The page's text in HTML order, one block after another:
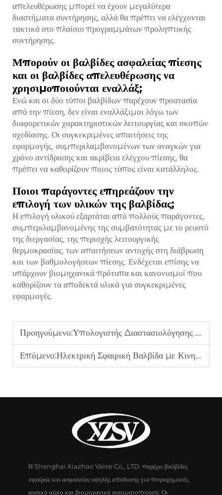
απελευθέρωσης μπορεί να έχουν μεγαλύτερα
διαστήματα συντήρησης, αλλά θα πρέπει να ελέγχονται
τακτικά στο πλαίσιο προγραμμάτων προληπτικής
συντήρησης.
Μπορούν οι βαλβίδες ασφαλείας πίεσης
και οι βαλβίδες απελευθέρωσης να
χρησιμοποιούνται εναλλάξ;
Ενώ και οι δύο τύποι βαλβίδων παρέχουν προστασία
από την πίεση, δεν είναι εναλλάξιμοι λόγω των
διαφορετικών χαρακτηριστικών λειτουργίας και σκοπών
σχεδίασης. Οι συγκεκριμένες απαιτήσεις της
εφαρμογής, συμπεριλαμβανομένων των αναγκών για
χρόνο αντίδρασης και ακρίβεια ελέγχου πίεσης, θα
πρέπει να καθορίζουν ποιος τύπος είναι κατάλληλος.
Ποιοι παράγοντες επηρεάζουν την
επιλογή των υλικών της βαλβίδας;
Η επιλογή υλικού εξαρτάται από πολλούς παράγοντες,
συμπεριλαμβανομένης της συμβατότητας με το ρευστό
της διεργασίας, της περιοχής λειτουργικής
θερμοκρασίας, των απαιτήσεων αντοχής στη διάβρωση
και των βαθμολογήσεων πίεσης. Ενδέχεται επίσης να
υπάρχουν βιομηχανικά πρότυπα και κανονισμοί που
καθορίζουν τα αποδεκτά υλικά για συγκεκριμένες
εφαρμογές.
Προηγούμενο:Υπολογιστής Διαστασιολόγησης Βαλβίδας Αποτόνωσης Πίεσης: Βήμα-Βήμα Τύπος για Ακριβείς Ρυθμίσεις Σημείου
Επόμενο:Ηλεκτρική Σφαιρική Βαλβίδα με Κινητήρα: Μια Καινοτομία στον Κλάδο
Η Shanghai Xiazhao Valve Co., LTD. παρέχει βαλβίδες
σφαίρας και ασφαλείας υψηλής απόδοσης για πετροχημικές,
φυσικό αέριο και βιομηχανική αυτοματοποίηση. Οι